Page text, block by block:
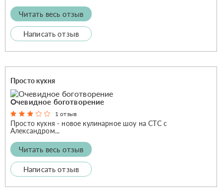
Читать весь отзыв
Написать отзыв
Просто кухня
Очевидное боготворение
1 отзыв
Просто кухня - новое кулинарное шоу на СТС с
Александром...
Читать весь отзыв
Написать отзыв